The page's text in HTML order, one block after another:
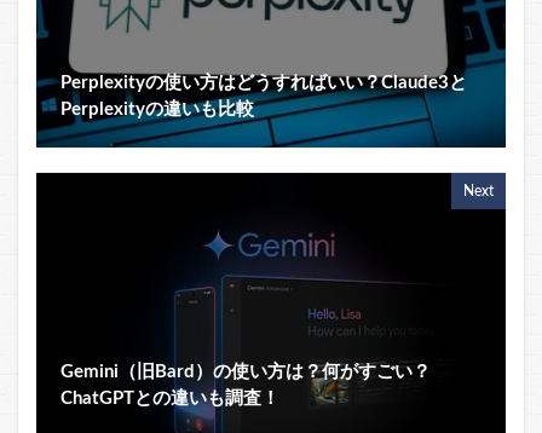
Perplexityの使い方はどうすればいい？Claude3と
Perplexityの違いも比較
Next
Gemini（旧Bard）の使い方は？何がすごい？
ChatGPTとの違いも調査！